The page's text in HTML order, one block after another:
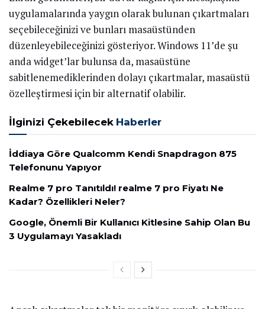
uygulamalarında yaygın olarak bulunan çıkartmaları
seçebileceğinizi ve bunları masaüstünden
düzenleyebileceğinizi gösteriyor. Windows 11’de şu
anda widget’lar bulunsa da, masaüstüne
sabitlenemediklerinden dolayı çıkartmalar, masaüstü
özelleştirmesi için bir alternatif olabilir.
İlginizi Çekebilecek Haberler
İddiaya Göre Qualcomm Kendi Snapdragon 875
Telefonunu Yapıyor
Realme 7 pro Tanıtıldı! realme 7 pro Fiyatı Ne
Kadar? Özellikleri Neler?
Google, Önemli Bir Kullanıcı Kitlesine Sahip Olan Bu
3 Uygulamayı Yasakladı